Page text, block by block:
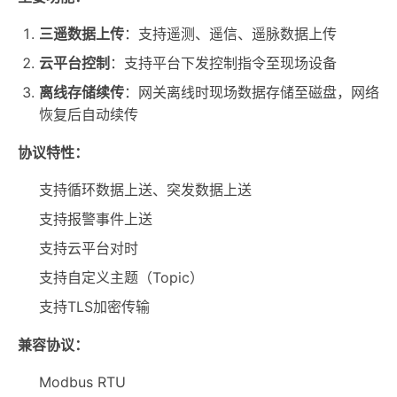
三遥数据上传：支持遥测、遥信、遥脉数据上传
云平台控制 ：支持平台下发控制指令至现场设备
离线存储续传：网关离线时现场数据存储至磁盘，网络
恢复后自动续传
协议特性：
支持循环数据上送、突发数据上送
支持报警事件上送
支持云平台对时
支持自定义主题（Topic）
支持TLS加密传输
兼容协议：
Modbus RTU